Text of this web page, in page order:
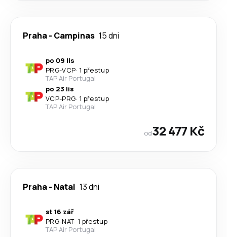
Praha- Campinas 15 dni
po 09 lis
PRG-VCP· 1 přestup
TAP Air Portugal
po 23 lis
VCP-PRG· 1 přestup
TAP Air Portugal
od32 477 Kč
Praha- Natal 13 dni
st 16 zář
PRG-NAT· 1 přestup
TAP Air Portugal